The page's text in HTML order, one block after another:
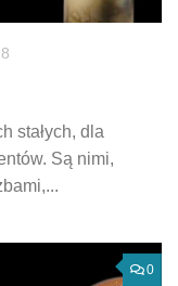
stałych, dla
Są nimi,
0